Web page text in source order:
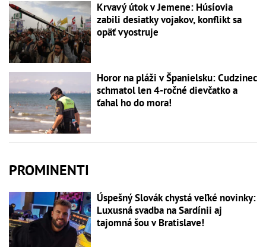
Krvavý útok v Jemene: Húsíovia
zabili desiatky vojakov, konflikt sa
opäť vyostruje
Horor na pláži v Španielsku: Cudzinec
schmatol len 4-ročné dievčatko a
ťahal ho do mora!
PROMINENTI
Úspešný Slovák chystá veľké novinky:
Luxusná svadba na Sardínii aj
tajomná šou v Bratislave!